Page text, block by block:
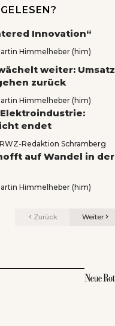
Innovation“
Himmelheber (him)
weiter: Umsatz
zurück
Himmelheber (him)
endet
Redaktion Schramberg
auf Wandel in der
Himmelheber (him)
Zurück Weiter